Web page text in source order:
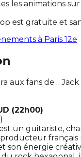
les animations
est gratuite et
à Paris 12e
aux fans de…
(22h00)
un guitariste,
son énergie